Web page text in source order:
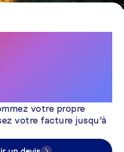
votre propre
votre facture jusqu'à